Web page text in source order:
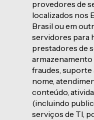
provedores de
localizados nos
Brasil ou em
servidores para
prestadores de
armazenamento
fraudes, suporte
nome,
conteúdo,
(incluindo
serviços de TI,